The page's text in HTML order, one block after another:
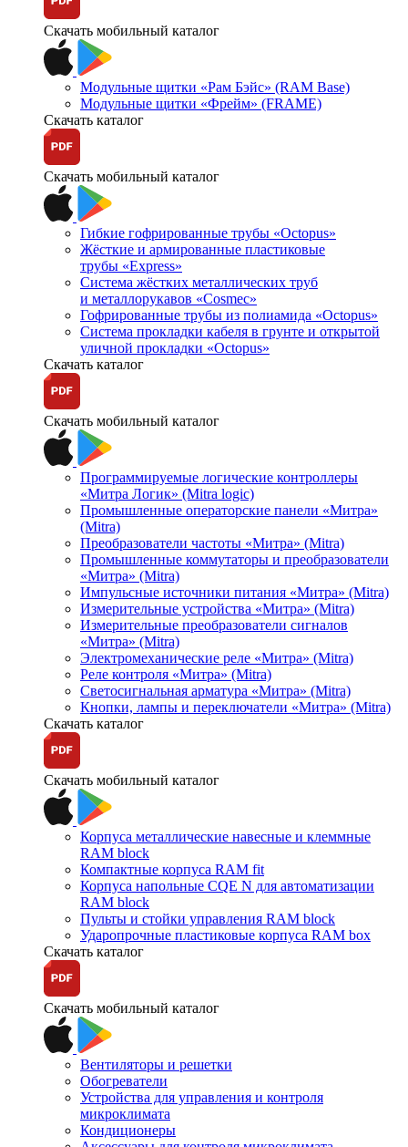
Скачать мобильный каталог
Модульные щитки «Рам Бэйс» (RAM Base)
Модульные щитки «Фрейм» (FRAME)
Скачать каталог
Скачать мобильный каталог
Гибкие гофрированные трубы «Octopus»
Жёсткие и армированные пластиковые
трубы «Express»
Система жёстких металлических труб
и металлорукавов «Cosmec»
Гофрированные трубы из полиамида «Octopus»
Система прокладки кабеля в грунте и открытой
уличной прокладки «Octopus»
Скачать каталог
Скачать мобильный каталог
Программируемые логические контроллеры
«Митра Логик» (Mitra logic)
Промышленные операторские панели «Митра»
(Mitra)
Преобразователи частоты «Митра» (Mitra)
Промышленные коммутаторы и преобразователи
«Митра» (Mitra)
Импульсные источники питания «Митра» (Mitra)
Измерительные устройства «Митра» (Mitra)
Измерительные преобразователи сигналов
«Митра» (Mitra)
Электромеханические реле «Митра» (Mitra)
Реле контроля «Митра» (Mitra)
Светосигнальная арматура «Митра» (Mitra)
Кнопки, лампы и переключатели «Митра» (Mitra)
Скачать каталог
Скачать мобильный каталог
Корпуса металлические навесные и клеммные
RAM block
Компактные корпуса RAM fit
Корпуса напольные CQE N для автоматизации
RAM block
Пульты и стойки управления RAM block
Ударопрочные пластиковые корпуса RAM box
Скачать каталог
Скачать мобильный каталог
Вентиляторы и решетки
Обогреватели
Устройства для управления и контроля
микроклимата
Кондиционеры